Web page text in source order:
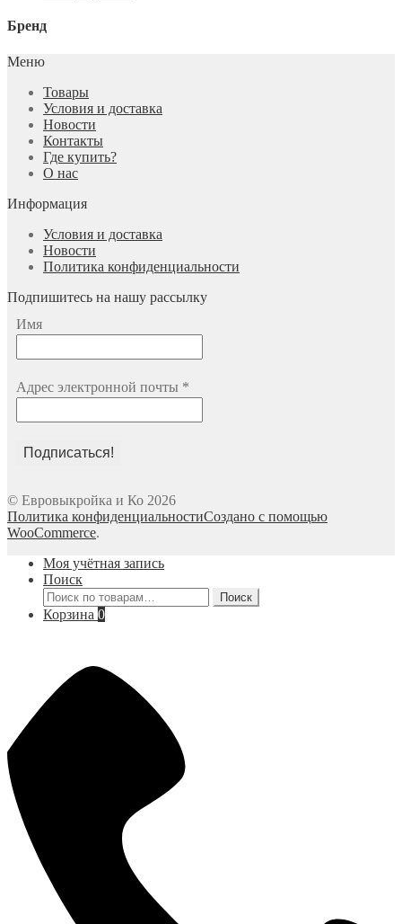
Бренд
Меню
Товары
Условия и доставка
Новости
Контакты
Где купить?
О нас
Информация
Условия и доставка
Новости
Политика конфиденциальности
Подпишитесь на нашу рассылку
Имя
Адрес электронной почты *
© Евровыкройка и Ко 2026
Политика конфиденциальностиСоздано с помощью
WooCommerce.
Моя учётная запись
Поиск
Искать:
Поиск
Корзина 0